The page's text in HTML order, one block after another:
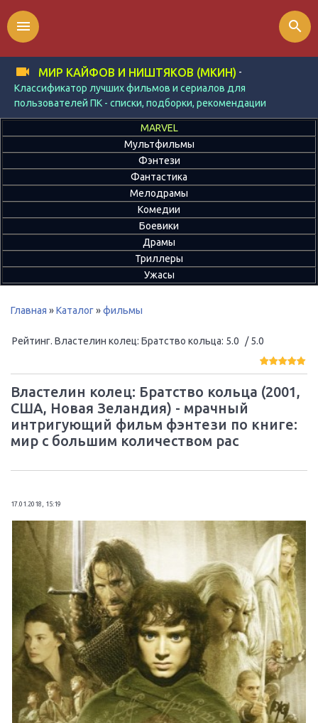
МИР КАЙФОВ И НИШТЯКОВ (МКИН) -
Классификатор лучших фильмов и сериалов для
пользователей ПК - списки, подборки, рекомендации
menu search
MARVEL
Мультфильмы
Фэнтези
Фантастика
Мелодрамы
Комедии
Боевики
Драмы
Триллеры
Ужасы
Главная »Каталог»фильмы
Рейтинг. Властелин колец: Братство кольца: 5.0 / 5.0
Властелин колец: Братство кольца (2001,
США, Новая Зеландия) - мрачный
интригующий фильм фэнтези по книге:
мир с большим количеством рас
17.01.2018, 15:19